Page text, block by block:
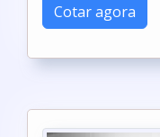
Cotar agora